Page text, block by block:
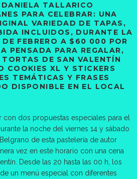
TALLARICO
PARA CELEBRAR: UNA
VARIEDAD DE TAPAS,
INCLUIDOS, DURANTE LA
DE FEBRERO A $60 000 POR
PENSADA PARA REGALAR,
DE SAN VALENTÍN
COOKIES XL Y STICKERS
TEMÁTICAS Y FRASES
DISPONIBLE EN EL LOCAL
con dos propuestas especiales para el
la noche del viernes 14 y sábado
de esta pastelería de autor
vez en este horario con una cena
Desde las 20 hasta las 00 h, los
un menú especial con diferentes